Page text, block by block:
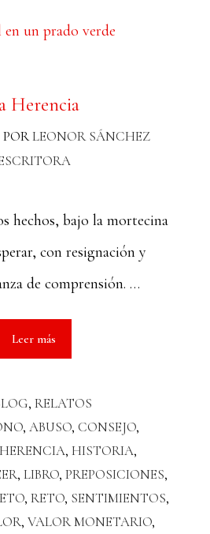
Herencia
PORLEONOR SÁNCHEZ
hechos, bajo la mortecina
con resignación y
de comprensión. …
Leer más
,RELATOS
, ABUSO, CONSEJO,
HERENCIA, HISTORIA,
, LIBRO, PREPOSICIONES,
, RETO, SENTIMIENTOS,
, VALOR MONETARIO,